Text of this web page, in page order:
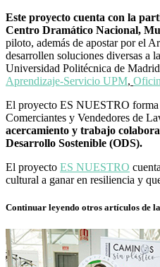
Este proyecto cuenta con la
Centro Dramático Nacional,
piloto, además de apostar por el
desarrollen soluciones diversas a
Universidad Politécnica de
Aprendizaje-Servicio UPM,
El proyecto ES NUESTRO forma
Comerciantes y Vendedores de
acercamiento y trabajo
Desarrollo Sostenible (ODS).
El proyecto ES NUESTRO
cultural a ganar en resiliencia y
Continuar leyendo otros artículos de